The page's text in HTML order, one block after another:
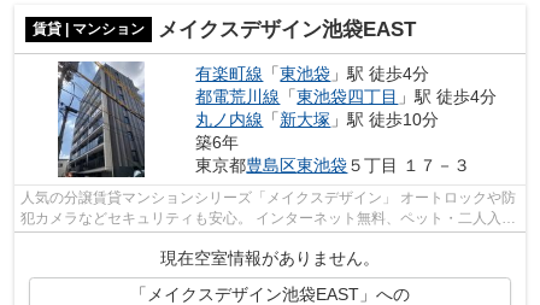
賃貸 | マンション メイクスデザイン池袋EAST
有楽町線 「東池袋 」駅 徒歩4分
都電荒川線 「東池袋四丁目 」駅 徒歩4分
丸ノ内線 「新大塚 」駅 徒歩10分
築6年
東京都豊島区東池袋５丁目 １７－３
人気の分譲賃貸マンションシリーズ「メイクスデザイン」 オートロックや防
犯カメラなどセキュリティも安心。 インターネット無料、ペット・二人入居
現在空室情報がありません。
「メイクスデザイン池袋EAST」への